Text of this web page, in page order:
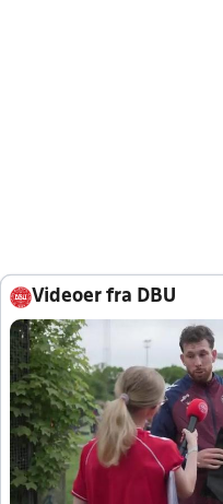
Videoer fra DBU